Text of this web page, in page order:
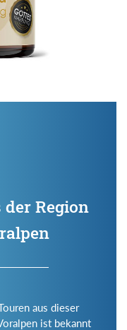
Region
aus dieser
ist bekannt